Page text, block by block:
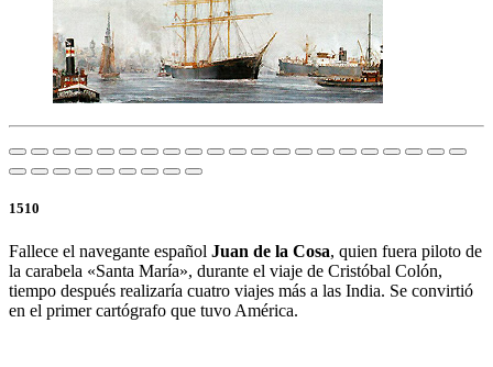
1510
Fallece el navegante español Juan de la Cosa, quien fuera piloto de
la carabela «Santa María», durante el viaje de Cristóbal Colón,
tiempo después realizaría cuatro viajes más a las India. Se convirtió
en el primer cartógrafo que tuvo América.